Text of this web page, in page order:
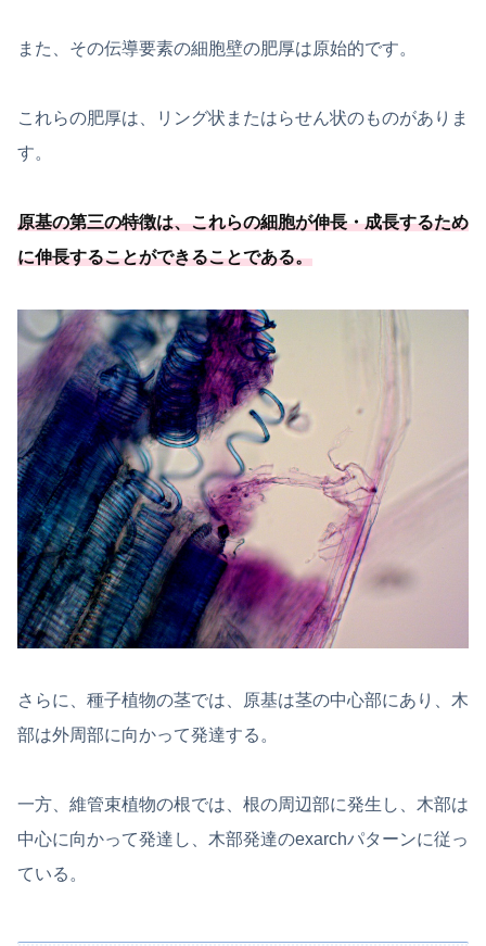
また、その伝導要素の細胞壁の肥厚は原始的です。
これらの肥厚は、リング状またはらせん状のものがありま
す。
原基の第三の特徴は、これらの細胞が伸長・成長するため
に伸長することができることである。
さらに、種子植物の茎では、原基は茎の中心部にあり、木
部は外周部に向かって発達する。
一方、維管束植物の根では、根の周辺部に発生し、木部は
中心に向かって発達し、木部発達のexarchパターンに従っ
ている。